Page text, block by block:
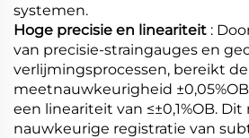
systemen.
Hoge precisie en lineariteit :
van precisie-straingauges en
verlijmingsprocessen, bereikt de
meetnauwkeurigheid
een lineariteit van ≤±0,1%OB. Dit
nauwkeurige registratie van